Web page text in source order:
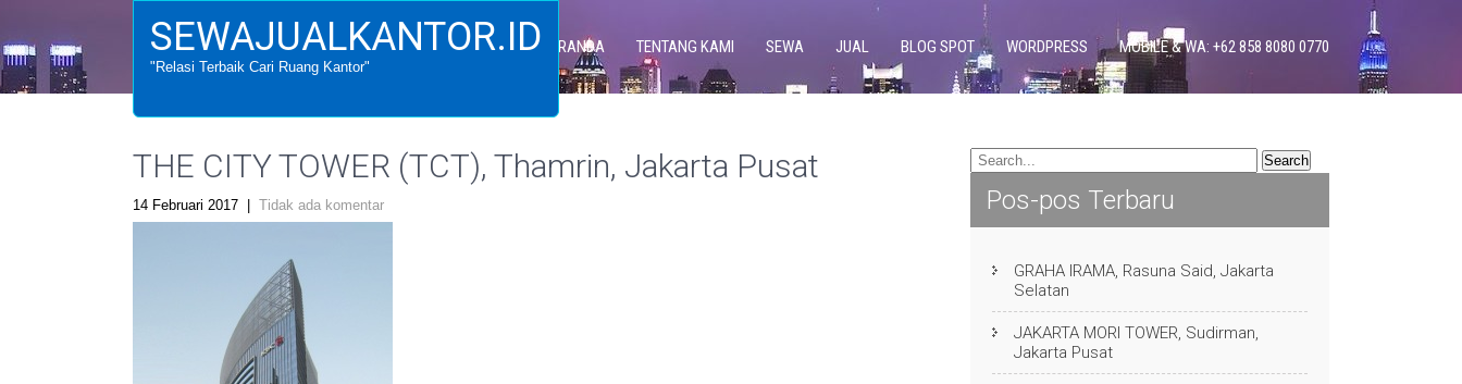
SEWAJUALKANTOR.ID
"Relasi Terbaik Cari Ruang Kantor"
BERANDA TENTANG KAMI SEWA JUAL BLOG SPOT WORDPRESS MOBILE & WA: +62 858 8080 0770
THE CITY TOWER (TCT), Thamrin, Jakarta Pusat
14 Februari 2017 Tidak ada komentar Pos-pos Terbaru
GRAHA IRAMA, Rasuna Said, Jakarta
Selatan
JAKARTA MORI TOWER, Sudirman,
Jakarta Pusat